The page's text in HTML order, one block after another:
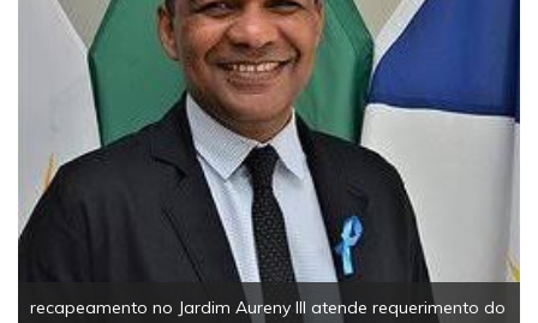
recapeamento no Jardim Aureny III atende requerimento do